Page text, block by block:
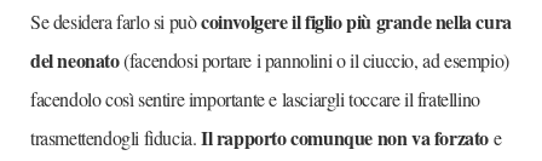
Se desidera farlo si puòcoinvolgere il figlio più grande nella cura
del neonato(facendosi portare i pannolini o il ciuccio, ad esempio)
facendolo così sentire importante e lasciargli toccare il fratellino
trasmettendogli fiducia.Il rapporto comunque non va forzatoe